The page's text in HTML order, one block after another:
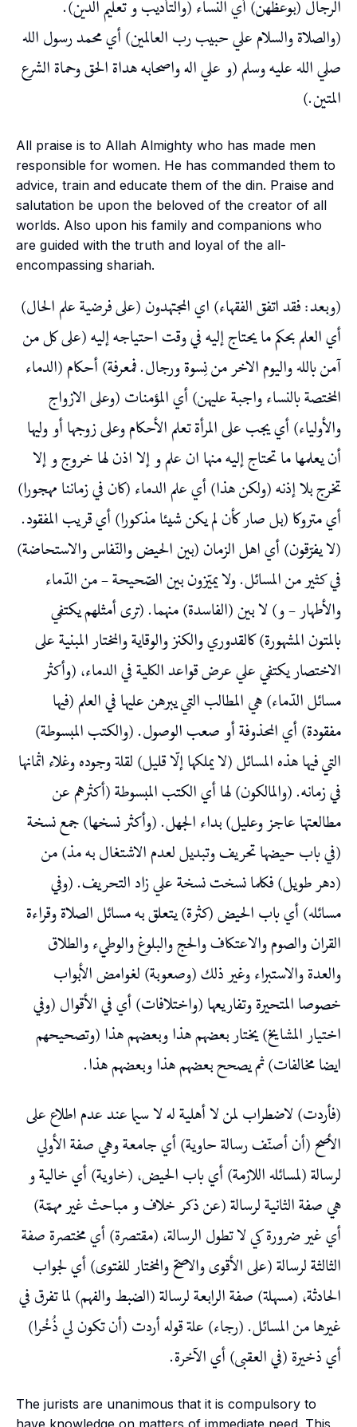
الرجال (بوعظهن) أي النساء (والتأديب و تعليم الدين).
(والصلاة والسلام علي حبيب رب العالمين) أي محمد رسول الله
صلي الله عليه وسلم (و علي اله واصحابه هداة الحق وحماة الشرع
المتين.)
All praise is to Allah Almighty who has made men
responsible for women. He has commanded them to
advice, train and educate them of the din. Praise and
salutation be upon the beloved of the creator of all
worlds. Also upon his family and companions who
are guided with the truth and loyal of the all-
encompassing shariah.
(وبعد: فقد اتفق الفقهاء) اي المجتهدون (على فرضية علم الحال)
أي العلم بحكم ما يحتاج إليه في وقت احتياجه إليه (على كل من
آمن بالله واليوم الاخر من نِسوة ورجال. فمعرفة) أحكام (الدماء
المختصة بالنساء واجبة عليهن) أي المؤمنات (وعلى الازواج
والأولياء) أي يجب على المرأة تعلم الأحكام وعلى زوجها أو وليها
أن يعلمها ما تحتاج إليه منها ان علم و إلا اذن لها خروج و إلا
تخرج بلا إذنه (ولكن هذا) أي علم الدماء (كان في زماننا مهجورا)
أي متروكا (بل صار كأن لم يكن شيئا مذكورا) أي قريب المفقود.
(لا يفرّقون) أي اهل الزمان (بين الحيض والنّفاس والاستحاضة)
في كثير من المسائل. ولا يميّزون بين الصّحيحة – من الدّماء
والأطهار – و) لا بين (الفاسدة) منهما. (ترى أمثلهم يكتفي
بالمتون المشهورة) كالقدوري والكنز والوقاية والمختار المبنية على
الاختصار يكتفي علي عرض قواعد الكلية في الدماء، (وأكثر
مسائل الدّماء) هي المطالب التي يبرهن عليها في العلم (فيها
مفقودة) أي المحذوفة أو صعب الوصول. (والكتب المبسوطة)
التي فيها هذه المسائل (لا يملكها إلّا قليل) لقلة وجوده وغلاء اثمانها
في زمانه. (والمالكون) لها أي الكتب المبسوطة (أكثرهم عن
مطالعتها عاجز وعليل) بداء الجهل. (وأكثر نسخها) جمع نسخة
(في باب حيضها تحريف وتبديل لعدم الاشتغال به مذ) من
(دهر طويل) فكلما نسخت نسخة علي زاد التحريف. (وفي
مسائله) أي باب الحيض (كثرة) يتعلق به مسائل الصلاة وقراءة
القران والصوم والاعتكاف والحج والبلوغ والوطيء والطلاق
والعدة والاستبراء وغير ذلك (وصعوبة) لغوامض الأبواب
خصوصا المتحيرة وتفاريعها (واختلافات) أي في الأقوال (وفي
اختيار المشايخ) يختار بعضهم هذا وبعضهم هذا (وتصحيحهم
ايضا مخالفات) ثم يصحح بعضهم هذا وبعضهم هذا.
(فأردت) لاضطراب لمن لا أهلية له لا سيما عند عدم اطلاع على
الأصح (أن أصنّف رسالة حاوية) أي جامعة وهي صفة الأولي
لرسالة (لمسائله اللازمة) أي باب الحيض، (خاوية) أي خالية و
هي صفة الثانية لرسالة (عن ذكر خلاف و مباحث غير مهمّة)
أي غير ضرورة كي لا تطول الرسالة، (مقتصرة) أي مختصرة صفة
الثالثة لرسالة (على الأقوى والاصحّ والمختار للفتوى) أي لجواب
الحادثة، (مسهلة) صفة الرابعة لرسالة (الضبط والفهم) لما تفرق في
غيرها من المسائل. (رجاء) علة قوله أردت (أن تكون لي ذُخْرا)
أي ذخيرة (في العقبى) أي الآخرة.
The jurists are unanimous that it is compulsory to
have knowledge on matters of immediate need. This